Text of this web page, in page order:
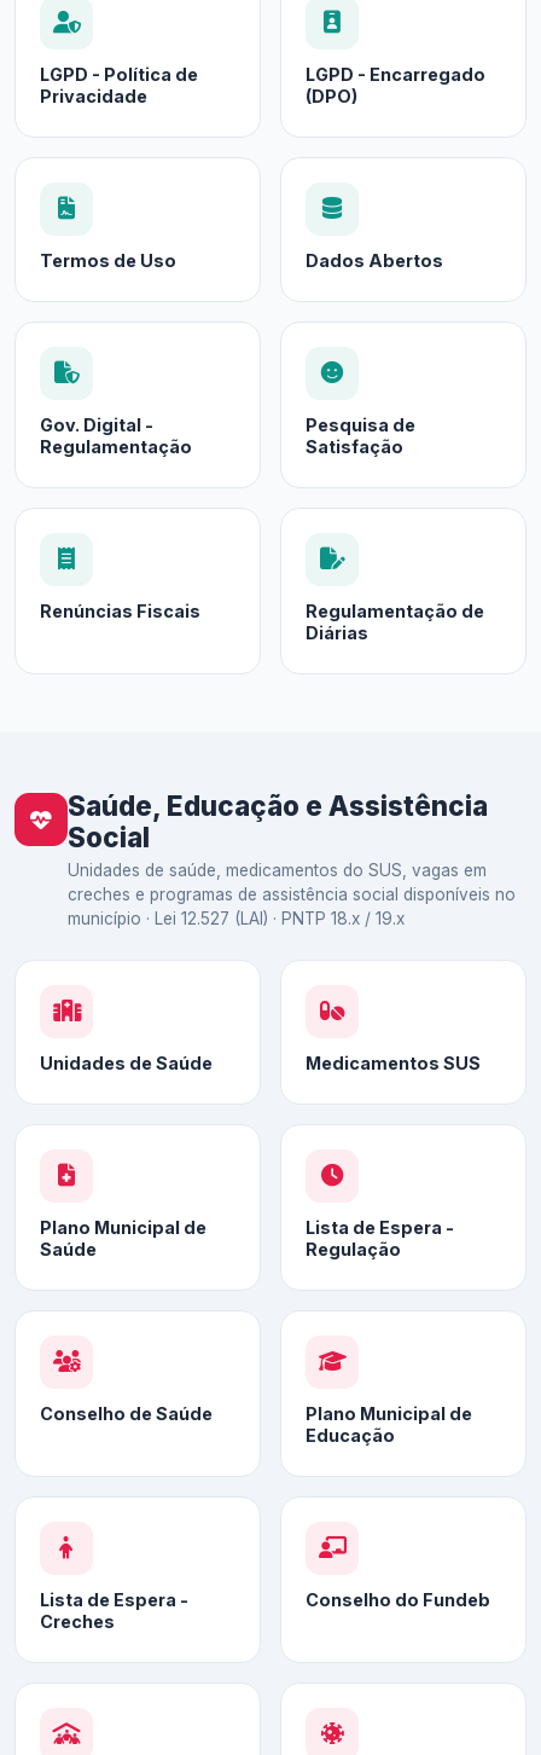
LGPD - Política de
Privacidade
LGPD - Encarregado
(DPO)
Termos de Uso Dados Abertos
Gov. Digital -
Regulamentação
Pesquisa de
Satisfação
Renúncias Fiscais
Regulamentação de
Diárias
Saúde, Educação e Assistência
Social
Unidades de saúde, medicamentos do SUS, vagas em
creches e programas de assistência social disponíveis no
município · Lei 12.527 (LAI) · PNTP 18.x / 19.x
Unidades de Saúde Medicamentos SUS
Plano Municipal de
Saúde
Lista de Espera -
Regulação
Conselho de Saúde
Plano Municipal de
Educação
Lista de Espera -
Creches
Conselho do Fundeb